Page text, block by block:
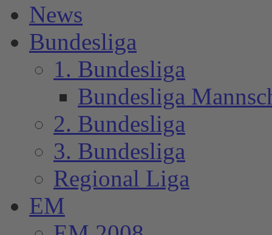
News
Bundesliga
1. Bundesliga
Bundesliga
2. Bundesliga
3. Bundesliga
Regional Liga
EM